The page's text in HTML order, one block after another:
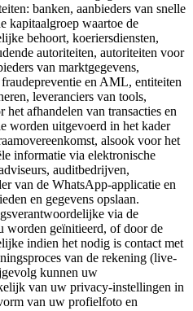
banken, aanbieders van snelle
kapitaalgroep waartoe de
behoort, koeriersdiensten,
autoriteiten, autoriteiten voor
van marktgegevens,
en AML, entiteiten
leveranciers van tools,
afhandelen van transacties en
worden uitgevoerd in het kader
alsook voor het
informatie via elektronische
auditbedrijven,
van de WhatsApp-applicatie en
en gegevens opslaan.
via de
worden geïnitieerd, of door de
indien het nodig is contact met
van de rekening (live-
kunnen uw
van uw privacy-instellingen in
van uw profielfoto en